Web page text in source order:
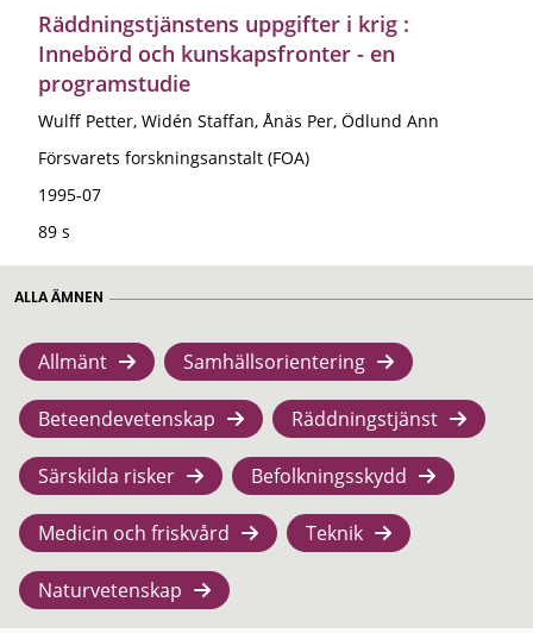
Räddningstjänstens uppgifter i krig :
Innebörd och kunskapsfronter - en
programstudie
Wulff Petter, Widén Staffan, Ånäs Per, Ödlund Ann
Försvarets forskningsanstalt (FOA)
1995-07
89 s
ALLA ÄMNEN
Allmänt Samhällsorientering
Beteendevetenskap Räddningstjänst
Särskilda risker Befolkningsskydd
Medicin och friskvård Teknik
Naturvetenskap